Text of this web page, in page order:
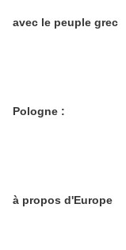
avec le peuple grec
Pologne :
à propos d'Europe